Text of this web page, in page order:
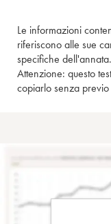
Le informazioni
riferiscono alle sue
specifiche dell'annata.
Attenzione: questo
copiarlo senza